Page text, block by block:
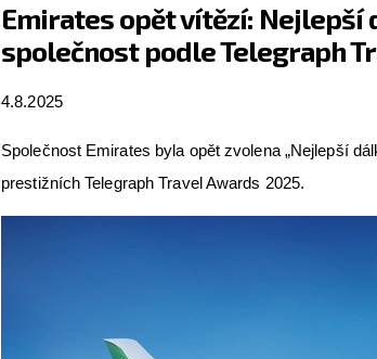
Emirates opět vítězí: Nejlepší
společnost podle Telegraph
4.8.2025
Společnost Emirates byla opět zvolena „Nejlepší
prestižních Telegraph Travel Awards 2025.